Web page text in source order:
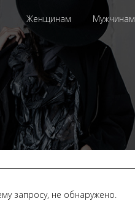
Женщинам Мужчинам
запросу, не обнаружено.